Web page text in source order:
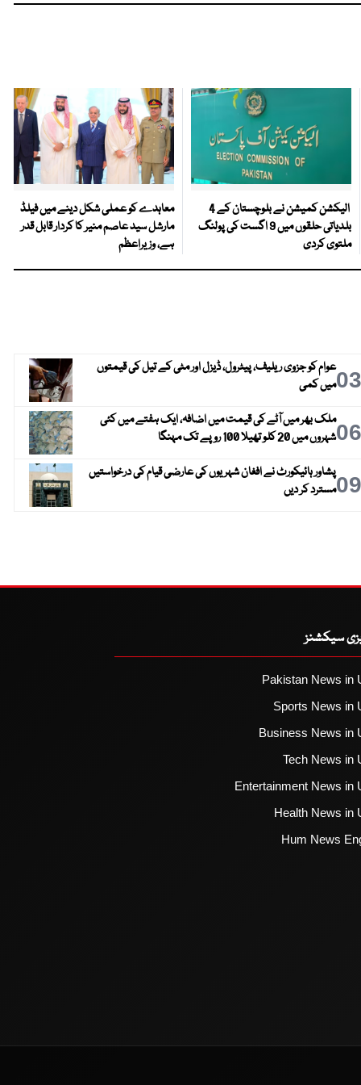
الیکشن کمیشن نے بلوچستان کے 4
بلدیاتی حلقوں میں 9 اگست کی پولنگ
ملتوی کردی
معاہدے کو عملی شکل دینے میں فیلڈ
مارشل سید عاصم منیر کا کردار قابل قدر
ہے، وزیراعظم
03عوام کو جزوی ریلیف، پیٹرول، ڈیزل اور مٹی کے تیل کی قیمتوں
میں کمی
06ملک بھر میں آٹے کی قیمت میں اضافہ، ایک ہفتے میں کئی
شہروں میں 20 کلو تھیلا 100 روپے تک مہنگا
09پشاور ہائیکورٹ نے افغان شہریوں کی عارضی قیام کی درخواستیں
مسترد کر دیں
سیکشنز
Pakistan News in
Sports News in
Business News in
Tech News in
Entertainment News in
Health News in
Hum News